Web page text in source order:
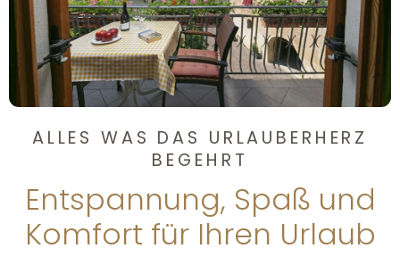
ALLES WAS DAS URLAUBERHERZ
BEGEHRT
Entspannung, Spaß und
Komfort für Ihren Urlaub